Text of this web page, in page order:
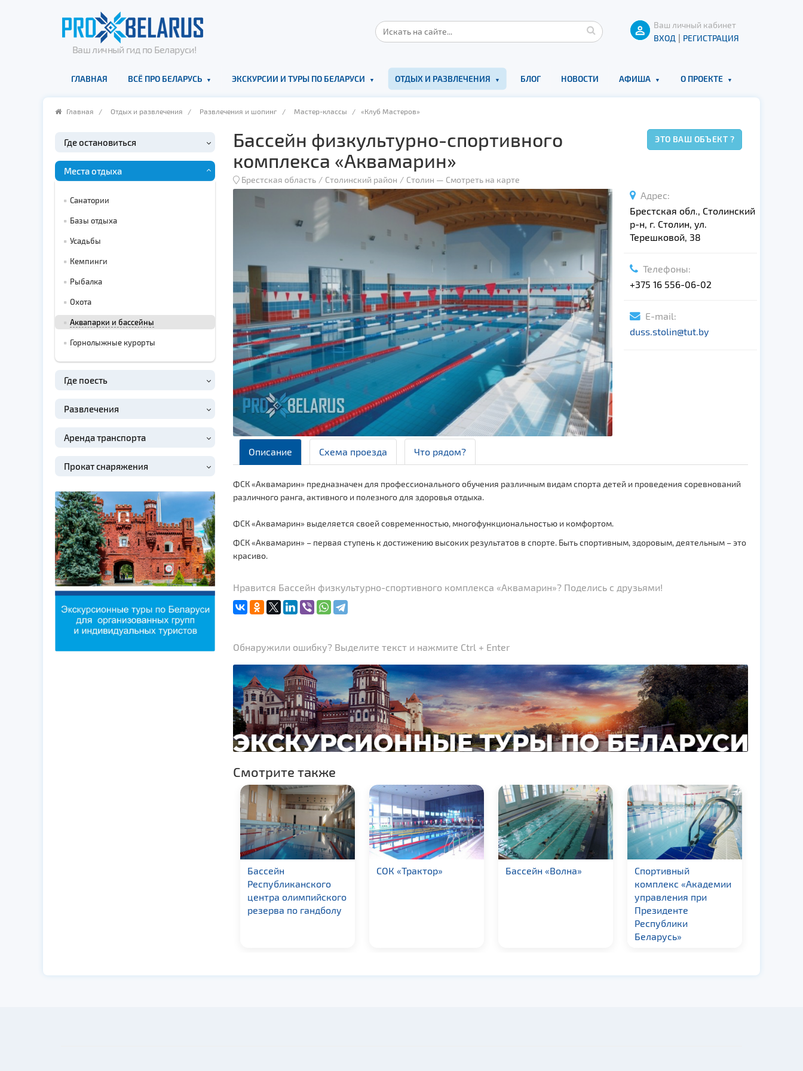
Ваш личный гид по Беларуси!
Ваш личный кабинет
ВХОД | РЕГИСТРАЦИЯ
ГЛАВНАЯ ВСЁ ПРО БЕЛАРУСЬ ЭКСКУРСИИ И ТУРЫ ПО БЕЛАРУСИ ОТДЫХ И РАЗВЛЕЧЕНИЯ БЛОГ НОВОСТИ АФИША О ПРОЕКТЕ
Главная / Отдых и развлечения / Развлечения и шопинг / Мастер-классы / «Клуб Мастеров»
Где остановиться
Места отдыха
Санатории
Базы отдыха
Усадьбы
Кемпинги
Рыбалка
Охота
Аквапарки и бассейны
Горнолыжные курорты
Где поесть
Развлечения
Аренда транспорта
Прокат снаряжения
ЭТО ВАШ ОБЪЕКТ ?
Бассейн физкультурно-спортивного
комплекса «Аквамарин»
Брестская область Столинский район Столин — Смотреть на карте
Адрес:
Брестская обл., Столинский
р-н, г. Столин, ул.
Терешковой, 38
Телефоны:
+375 16 556-06-02
E-mail:
duss.stolin@tut.by
Описание Схема проезда Что рядом?
ФСК «Аквамарин» предназначен для профессионального обучения различным видам спорта детей и проведения соревнований
различного ранга, активного и полезного для здоровья отдыха.
ФСК «Аквамарин» выделяется своей современностью, многофункциональностью и комфортом.
ФСК «Аквамарин» – первая ступень к достижению высоких результатов в спорте. Быть спортивным, здоровым, деятельным – это
красиво.
Нравится Бассейн физкультурно-спортивного комплекса «Аквамарин»? Поделись с друзьями!
Обнаружили ошибку? Выделите текст и нажмите Ctrl + Enter
Смотрите также
Бассейн
Республиканского
центра олимпийского
резерва по гандболу
СОК «Трактор» Бассейн «Волна»
Спортивный
комплекс «Академии
управления при
Президенте
Республики
Беларусь»